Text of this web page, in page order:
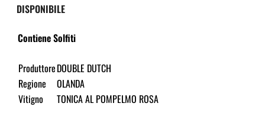
DISPONIBILE
Contiene Solfiti
ProduttoreDOUBLE DUTCH
Regione
OLANDA
Vitigno
TONICA AL POMPELMO ROSA